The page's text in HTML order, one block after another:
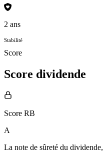
2 ans
Stabilité
Score
Score dividende
Score RB
A
La note de sûreté du